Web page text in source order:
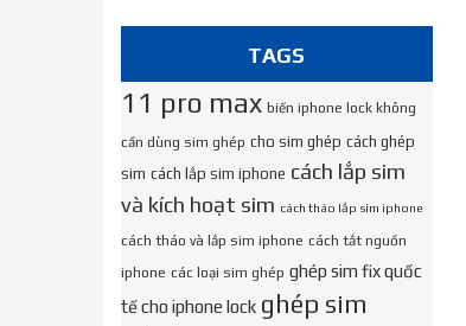
TAGS
11 pro max biến iphone lock không
cần dùng sim ghép cho sim ghép cách ghép
sim cách lắp sim iphone cách lắp sim
và kích hoạt sim cách tháo lắp sim iphone
cách tháo và lắp sim iphone cách tắt nguồn
iphone các loại sim ghép ghép sim fix quốc
tế cho iphone lock ghép sim